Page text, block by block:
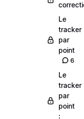
Le
tracker
par
point
6
Le
tracker
par
point
: